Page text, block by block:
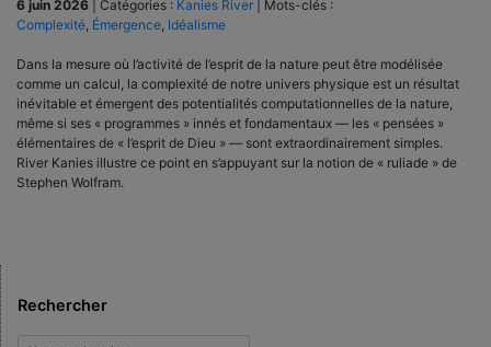
6 juin 2026 Catégories : Kanies River
Mots-clés :
Complexité, Émergence, Idéalisme
Dans la mesure où l’activité de l’esprit de la nature peut être modélisée
comme un calcul, la complexité de notre univers physique est un résultat
inévitable et émergent des potentialités computationnelles de la nature,
même si ses « programmes » innés et fondamentaux — les « pensées »
élémentaires de « l’esprit de Dieu » — sont extraordinairement simples.
River Kanies illustre ce point en s’appuyant sur la notion de « ruliade » de
Stephen Wolfram.
Rechercher